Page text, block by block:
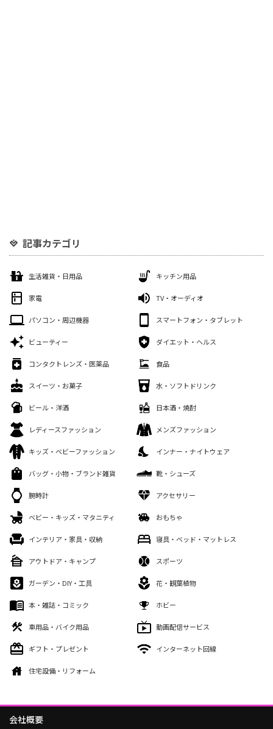
記事カテゴリ
生活雑貨・日用品 キッチン用品
家電 TV・オーディオ
パソコン・周辺機器 スマートフォン・タブレット
ビューティー ダイエット・ヘルス
コンタクトレンズ・医薬品 食品
スイーツ・お菓子 水・ソフトドリンク
ビール・洋酒 日本酒・焼酎
レディースファッション メンズファッション
キッズ・ベビーファッション インナー・ナイトウェア
バッグ・小物・ブランド雑貨 靴・シューズ
腕時計 アクセサリー
ベビー・キッズ・マタニティ おもちゃ
インテリア・家具・収納 寝具・ベッド・マットレス
アウトドア・キャンプ スポーツ
ガーデン・DIY・工具 花・観葉植物
本・雑誌・コミック ホビー
車用品・バイク用品 動画配信サービス
ギフト・プレゼント インターネット回線
住宅設備・リフォーム
会社概要